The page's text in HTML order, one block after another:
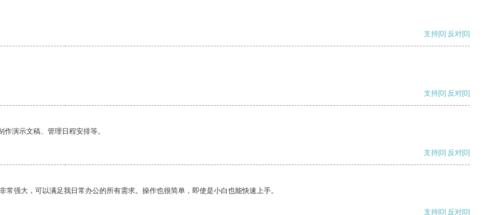
支持[0] 反对[0]
支持[0] 反对[0]
演示文稿、管理日程安排等。
支持[0] 反对[0]
强大，可以满足我日常办公的所有需求。操作也很简单，即使是小白也能快速上手。
支持[0] 反对[0]